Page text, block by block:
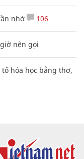
nhớ 106
nên gọi
hóa học bằng thơ,